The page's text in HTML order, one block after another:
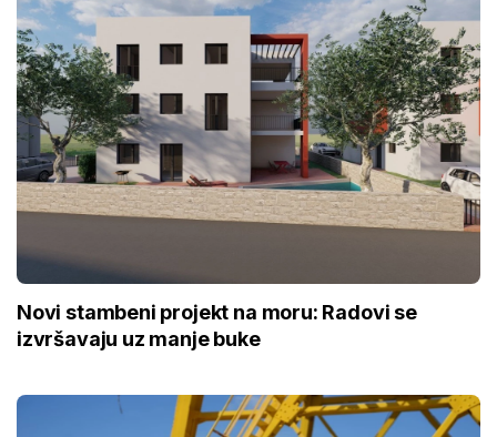
Novi stambeni projekt na moru: Radovi se
izvršavaju uz manje buke